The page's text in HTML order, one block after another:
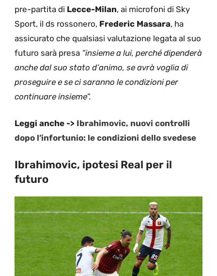
pre-partita di Lecce-Milan, ai microfoni di Sky
Sport, il ds rossonero, Frederic Massara, ha
assicurato che qualsiasi valutazione legata al suo
futuro sarà presa “insieme a lui, perché dipenderà
anche dal suo stato d’animo, se avrà voglia di
proseguire e se ci saranno le condizioni per
continuare insieme”.
Leggi anche -> Ibrahimovic, nuovi controlli
dopo l’infortunio: le condizioni dello svedese
Ibrahimovic, ipotesi Real per il
futuro